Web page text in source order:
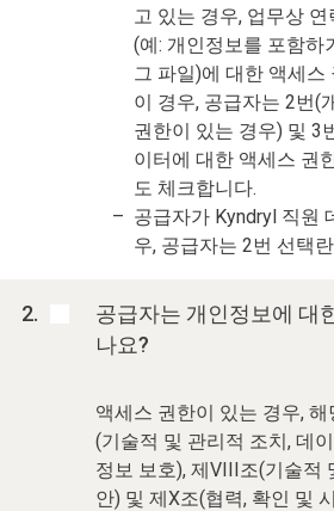
고 있는 경우, 업무상
(예: 개인정보를 포함하
그 파일)에 대한 액세스
이 경우, 공급자는 2번(
권한이 있는 경우) 및 3
이터에 대한 액세스 권
도 체크합니다.
공급자가 Kyndryl 직원
우, 공급자는 2번 선택
공급자는 개인정보에 대
나요?
액세스 권한이 있는 경우,
(기술적 및 관리적 조치, 데
정보 보호), 제VIII조(기술적
안) 및 제X조(협력, 확인 및